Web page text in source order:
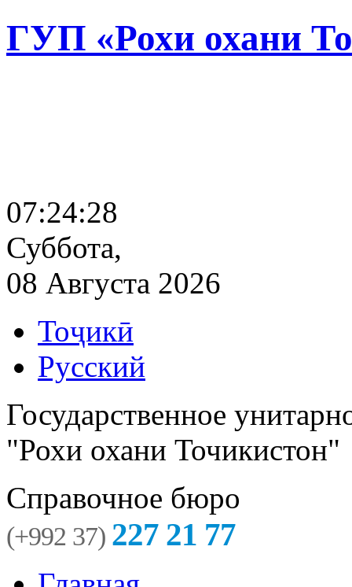
ГУП «Рохи охани
07:24:29
Суббота,
08 Августа 2026
Тоҷикӣ
Русский
Государственное
"Рохи охани Точикистон"
Справочное бюро
(+992 37) 227 21 77